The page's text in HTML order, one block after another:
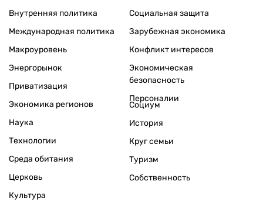
Внутренняя политика
Международная политика
Макроуровень
Энергорынок
Приватизация
Экономика регионов
Социальная защита
Зарубежная экономика
Конфликт интересов
Экономическая
безопасность
Персоналии
Наука
Технологии
Среда обитания
Церковь
Культура
Социум
История
Круг семьи
Туризм
Собственность